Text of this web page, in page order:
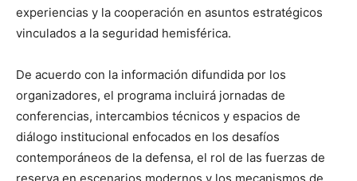
experiencias y la cooperación en asuntos estratégicos
vinculados a la seguridad hemisférica.
De acuerdo con la información difundida por los
organizadores, el programa incluirá jornadas de
conferencias, intercambios técnicos y espacios de
diálogo institucional enfocados en los desafíos
contemporáneos de la defensa, el rol de las fuerzas de